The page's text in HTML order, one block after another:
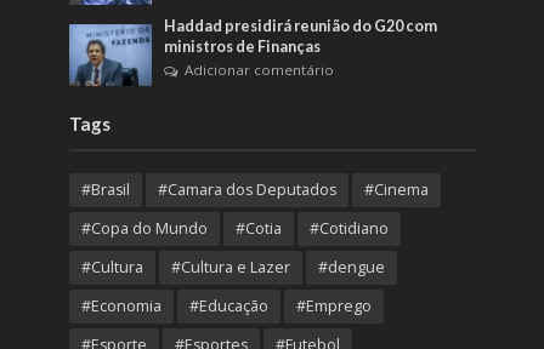
Haddad presidirá reunião do G20 com
ministros de Finanças
Adicionar comentário
Tags
#Brasil #Camara dos Deputados
#Cinema
#Copa do Mundo
#Cotia
#Cotidiano
#Cultura
#Cultura e Lazer
#dengue
#Economia
#Educação
#Emprego
#Esporte
#Esportes #Futebol